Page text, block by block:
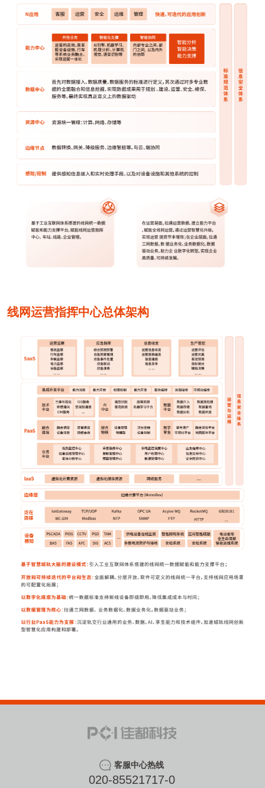
线网运营指挥中心总体架构
客服中心热线
020-85521717-0